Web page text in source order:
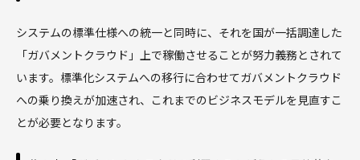
システムの標準仕様への統一と同時に、それを国が一括調達した
「ガバメントクラウド」上で稼働させることが努力義務とされて
います。標準化システムへの移行に合わせてガバメントクラウド
への乗り換えが加速され、これまでのビジネスモデルを見直すこ
とが必要となります。